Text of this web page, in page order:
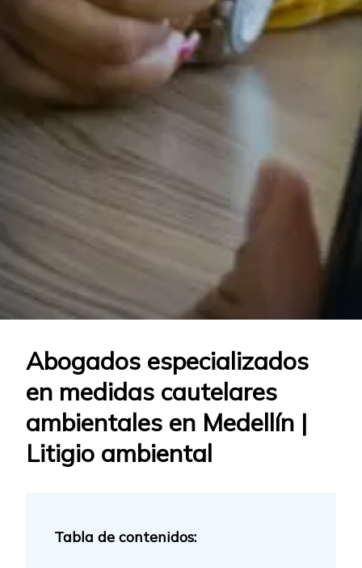
Abogados especializados
en medidas cautelares
ambientales en Medellín |
Litigio ambiental